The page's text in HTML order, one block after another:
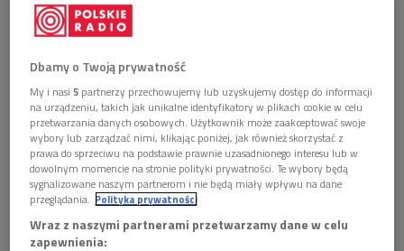
Dbamy o Twoją prywatność
My i nasi5 partnerzy przechowujemy lub uzyskujemy dostęp do informacji
na urządzeniu, takich jak unikalne identyfikatory w plikach cookie w celu
przetwarzania danych osobowych. Użytkownik może zaakceptować swoje
wybory lub zarządzać nimi, klikając poniżej, jak również skorzystać z
prawa do sprzeciwu na podstawie prawnie uzasadnionego interesu lub w
dowolnym momencie na stronie polityki prywatności. Te wybory będą
sygnalizowane naszym partnerom i nie będą miały wpływu na dane
przeglądania. Polityka prywatności
Wraz z naszymi partnerami przetwarzamy dane w celu
zapewnienia: